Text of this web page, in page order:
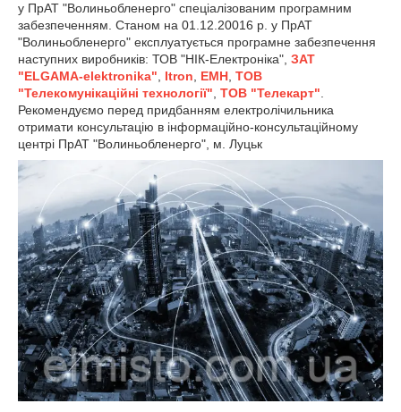
у ПрАТ "Волиньобленерго" спеціалізованим програмним
забезпеченням. Станом на 01.12.20016 р. у ПрАТ
"Волиньобленерго" експлуатується програмне забезпечення
наступних виробників: ТОВ "НІК-Електроніка", ЗАТ
"ELGAMA-elektronika"
Itron EMH ТОВ
"Телекомунікаційні технології" ТОВ "Телекарт"
Рекомендуємо перед придбанням електролічильника
отримати консультацію в інформаційно-консультаційному
центрі ПрАТ "Волиньобленерго", м. Луцьк